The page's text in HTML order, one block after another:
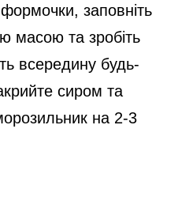
формочки, заповніть
масою та зробіть
всередину будь-
сиром та
на 2-3